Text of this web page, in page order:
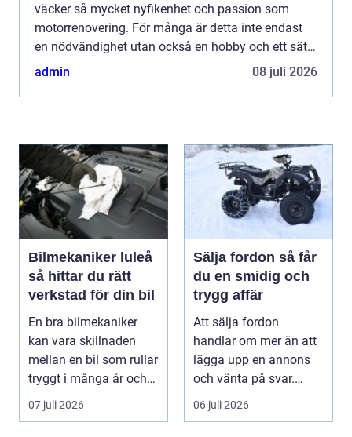
väcker så mycket nyfikenhet och passion som
motorrenovering. För många är detta inte endast
en nödvändighet utan också en hobby och ett sätt
...
admin 08 juli 2026
Bilmekaniker luleå
så hittar du rätt
verkstad för din bil
En bra bilmekaniker
kan vara skillnaden
mellan en bil som rullar
tryggt i många år och
återkommande ...
07 juli 2026
Sälja fordon så får
du en smidig och
trygg affär
Att sälja fordon
handlar om mer än att
lägga upp en annons
och vänta på svar.
Många vill få en bra p...
06 juli 2026